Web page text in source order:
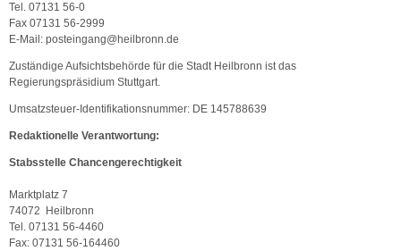
Tel. 07131 56-0
Fax 07131 56-2999
E-Mail: posteingang@heilbronn.de
Zuständige Aufsichtsbehörde für die Stadt Heilbronn ist das
Regierungspräsidium Stuttgart.
Umsatzsteuer-Identifikationsnummer: DE 145788639
Redaktionelle Verantwortung:
Stabsstelle Chancengerechtigkeit
Marktplatz 7
74072 Heilbronn
Tel. 07131 56-4460
Fax: 07131 56-164460